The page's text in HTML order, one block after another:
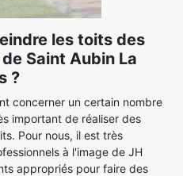
les toits des
Saint Aubin La
?
concerner un certain nombre
important de réaliser des
Pour nous, il est très
à l'image de JH
appropriés pour faire des